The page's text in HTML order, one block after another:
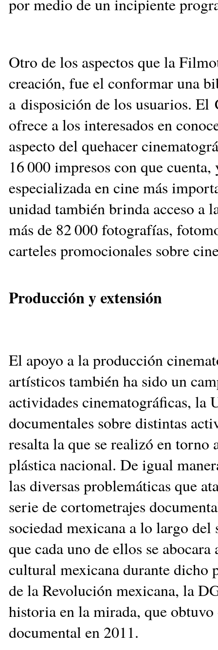
Otro de los aspectos que la
creación, fue el conformar una
a disposición de los usuarios.
ofrece a los interesados en
aspecto del quehacer
16 000 impresos con que
especializada en cine más
unidad también brinda acceso a
más de 82 000 fotografías,
carteles promocionales sobre
Producción y extensión
El apoyo a la producción
artísticos también ha sido un
actividades cinematográficas, la
documentales sobre distintas
resalta la que se realizó en torno
plástica nacional. De igual
las diversas problemáticas que
serie de cortometrajes
sociedad mexicana a lo largo
que cada uno de ellos se
cultural mexicana durante dicho
de la Revolución mexicana, la
historia en la mirada, que
documental en 2011.